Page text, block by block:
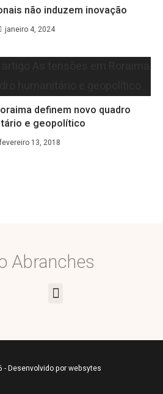
não induzem inovação
janeiro 4, 2024
definem novo quadro
e geopolítico
fevereiro 13, 2018
Abranches
- Desenvolvido porwebsytes